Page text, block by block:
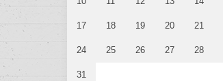
17 18 19 20 21
24 25 26 27 28
31